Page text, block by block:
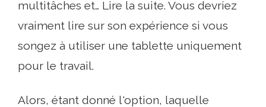
multitâches et… Lire la suite. Vous devriez
vraiment lire sur son expérience si vous
songez à utiliser une tablette uniquement
pour le travail.
Alors, étant donné l'option, laquelle